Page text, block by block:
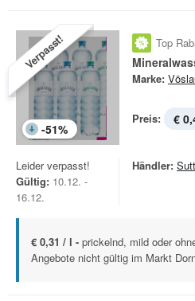
Verpasst!
-51%
Top
Marke:
Preis: €
Leider verpasst!
Gültig: 10.12. -
16.12.
Händler:
€ 0,31 / l - prickelnd, mild oder
Angebote nicht gültig im Markt